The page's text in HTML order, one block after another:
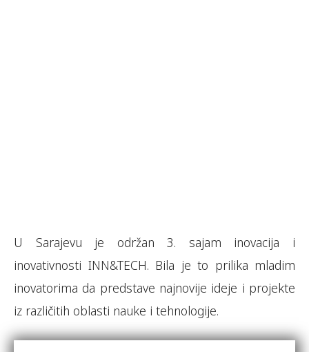
U Sarajevu je održan 3. sajam inovacija i
inovativnosti INN&TECH. Bila je to prilika mladim
inovatorima da predstave najnovije ideje i projekte
iz različitih oblasti nauke i tehnologije.